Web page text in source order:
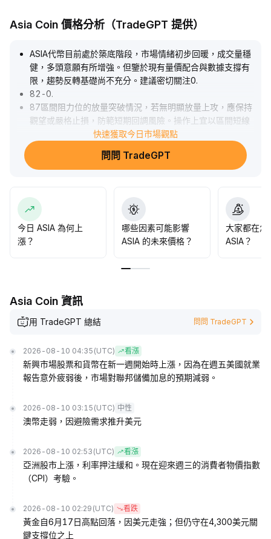
Asia Coin 價格分析（TradeGPT 提供）
ASIA代幣目前處於築底階段，市場情緒初步回暖，成交量穩
健，多頭意願有所增強。但鑒於現有量價配合與數據支撐有
限，趨勢反轉基礎尚不充分。建議密切關注0.
82-0.
87區間阻力位的放量突破情況，若無明顯放量上攻，應保持
觀望或嚴格止損，防範短期回調風險。操作上宜以區間短線
為主，避免追高。.
快速獲取今日市場觀點
問問 TradeGPT
今日 ASIA 為何上
漲？
哪些因素可能影響
ASIA 的未來價格？
大家都在怎
ASIA？
Asia Coin 資訊
用 TradeGPT 總結 問問 TradeGPT
2026-08-10 04:35 (UTC) 看漲
新興市場股票和貨幣在新一週開始時上漲，因為在週五美國就業
報告意外疲弱後，市場對聯邦儲備加息的預期減弱。
2026-08-10 03:15 (UTC) 中性
澳幣走弱，因避險需求推升美元
2026-08-10 02:53 (UTC) 看漲
亞洲股市上漲，利率押注緩和。現在迎來週三的消費者物價指數
（CPI）考驗。
2026-08-10 02:29 (UTC) 看跌
黃金自6月17日高點回落，因美元走強；但仍守在4,300美元關
鍵支撐位之上